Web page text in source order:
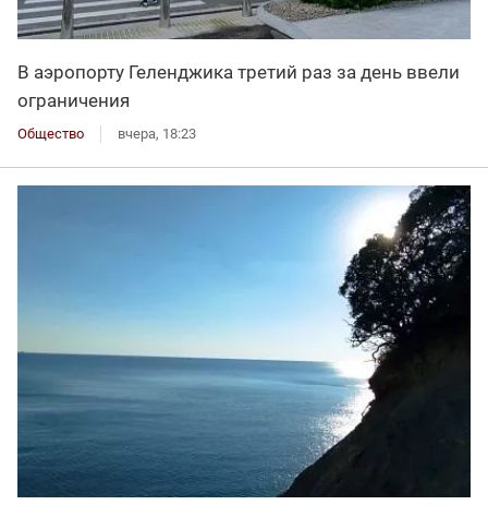
В аэропорту Геленджика третий раз за день ввели
ограничения
Общество вчера, 18:23